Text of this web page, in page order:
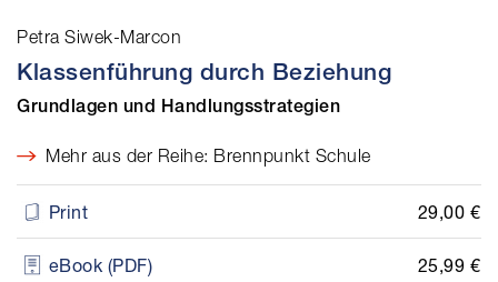
Petra Siwek-Marcon
Klassenführung durch Beziehung
Grundlagen und Handlungsstrategien
Mehr aus der Reihe: Brennpunkt Schule
Print 29,00 €
eBook (PDF) 25,99 €